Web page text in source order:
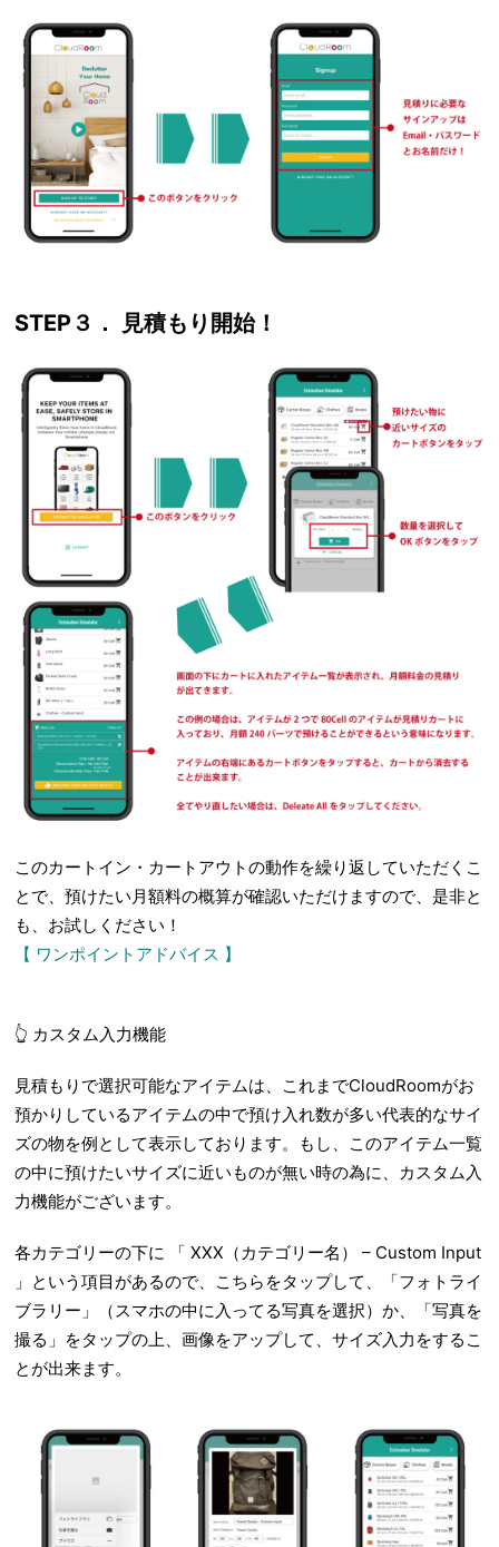
STEP３． 見積もり開始！
このカートイン・カートアウトの動作を繰り返していただくこ
とで、預けたい月額料の概算が確認いただけますので、是非と
も、お試しください！
【 ワンポイントアドバイス 】
👆 カスタム入力機能
見積もりで選択可能なアイテムは、これまでCloudRoomがお
預かりしているアイテムの中で預け入れ数が多い代表的なサイ
ズの物を例として表示しております。もし、このアイテム一覧
の中に預けたいサイズに近いものが無い時の為に、カスタム入
力機能がございます。
各カテゴリーの下に 「 XXX（カテゴリー名） – Custom Input
」という項目があるので、こちらをタップして、「フォトライ
ブラリー」（スマホの中に入ってる写真を選択）か、「写真を
撮る」をタップの上、画像をアップして、サイズ入力をするこ
とが出来ます。